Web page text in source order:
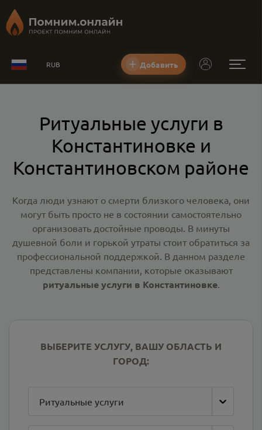
RUB Добавить
Ритуальные услуги в
Константиновке и
Константиновском районе
Когда люди узнают о смерти близкого человека, они
могут быть просто не в состоянии самостоятельно
организовать достойные проводы. В минуты
душевной боли и горькой утраты стоит обратиться за
профессиональной поддержкой. В данном разделе
представлены компании, которые оказывают
ритуальные услуги в Константиновке.
ВЫБЕРИТЕ УСЛУГУ, ВАШУ ОБЛАСТЬ И
ГОРОД:
Ритуальные услуги